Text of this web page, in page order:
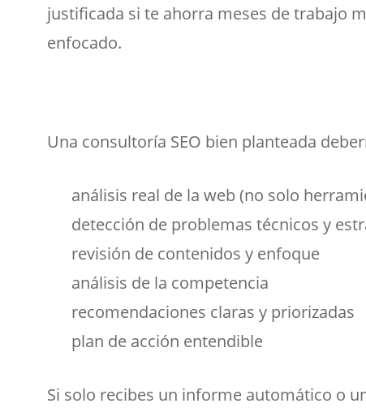
justificada si te ahorra meses de trabajo
enfocado.
Una consultoría SEO bien planteada
análisis real de la web (no solo
detección de problemas técnicos y
revisión de contenidos y enfoque
análisis de la competencia
recomendaciones claras y priorizadas
plan de acción entendible
Si solo recibes un informe automático o